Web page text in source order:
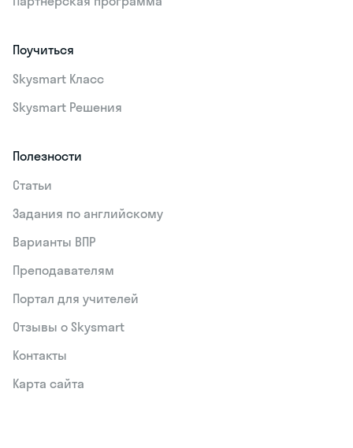
Поучиться
Skysmart Класс
Skysmart Решения
Полезности
Статьи
Задания по английскому
Варианты ВПР
Преподавателям
Портал для учителей
Отзывы о Skysmart
Контакты
Карта сайта